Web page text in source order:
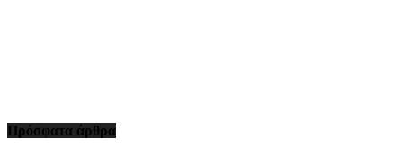
Πρόσφατα άρθρα